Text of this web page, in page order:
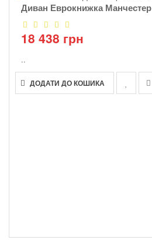
Диван Еврокнижка Манчестер
18 438 грн
..
ДОДАТИ ДО КОШИКА